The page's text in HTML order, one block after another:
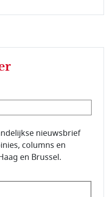
nieuwsbrief
columns en
en Brussel.